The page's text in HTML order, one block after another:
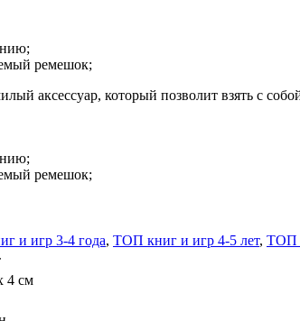
ремешок;
аксессуар, который позволит взять с
ремешок;
и игр 3-4 года, ТОП книг и игр 4-5 лет, ТОП
4 см